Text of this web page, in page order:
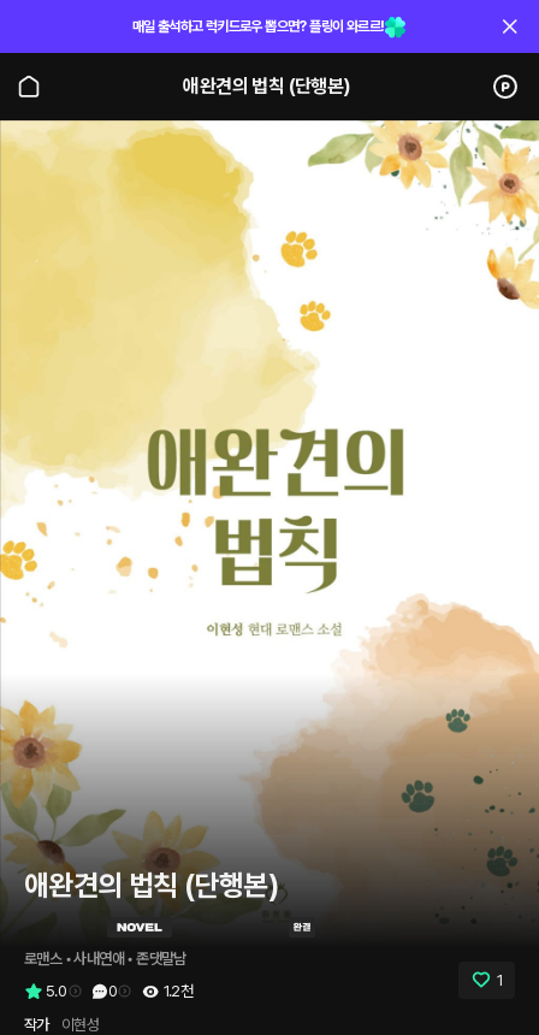
매일 출석하고 럭키드로우 뽑으면? 플링이 와르르!
애완견의 법칙 (단행본)
애완견의 법칙 (단행본)
로맨스 • 사내연애 • 존댓말남
5.0
0 1.2천
1
작가
이현성